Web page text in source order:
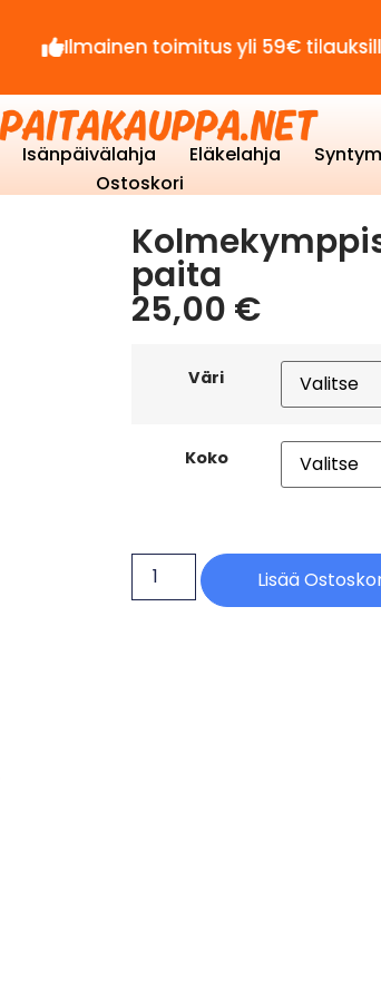
toimitus yli 59€ tilauksille!
Isänpäivälahja Eläkelahja
Ostoskori
paita
25,00 €
Väri
Koko
Lisää